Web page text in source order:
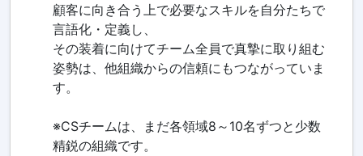
顧客に向き合う上で必要なスキルを自分たちで
言語化・定義し、
その装着に向けてチーム全員で真摯に取り組む
姿勢は、他組織からの信頼にもつながっていま
す。
※CSチームは、まだ各領域8～10名ずつと少数
精鋭の組織です。